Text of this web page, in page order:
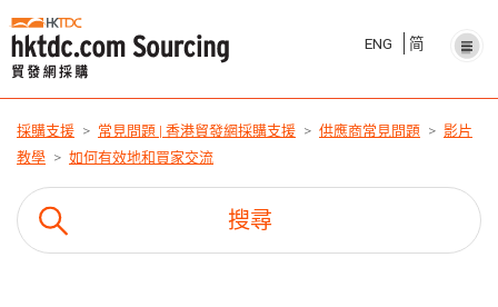
ENG 简
採購支援 常見問題 | 香港貿發網採購支援 供應商常見問題
影片
教學
如何有效地和買家交流